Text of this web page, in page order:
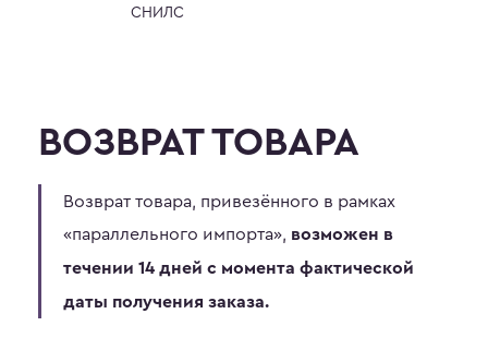
СНИЛС
ВОЗВРАТ ТОВАРА
Возврат товара, привезённого в рамках
«параллельного импорта», возможен в
течении 14 дней с момента фактической
даты получения заказа.